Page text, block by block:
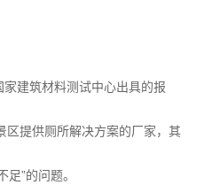
建筑材料测试中心出具的报
区提供厕所解决方案的厂家，其
”的问题。